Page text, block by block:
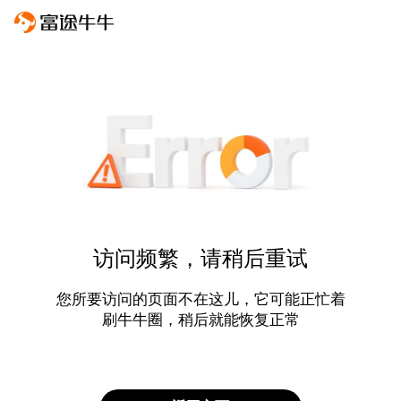
访问频繁，请稍后重试
您所要访问的页面不在这儿，它可能正忙着
刷牛牛圈，稍后就能恢复正常